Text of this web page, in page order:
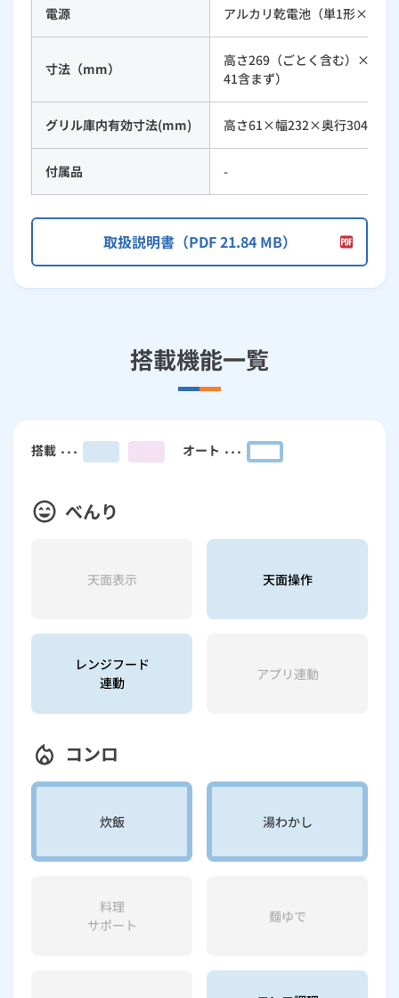
電源 アルカリ乾電池（単1形×2）
寸法（mm）
高さ269（ごとく含む）×幅
41含まず）
グリル庫内有効寸法(mm) 高さ61×幅232×奥行304
付属品 -
取扱説明書（PDF 21.84 MB）
搭載機能一覧
搭載 オート
べんり
天面表示 天面操作
レンジフード
連動
アプリ連動
コンロ
炊飯 湯わかし
料理
サポート
麺ゆで